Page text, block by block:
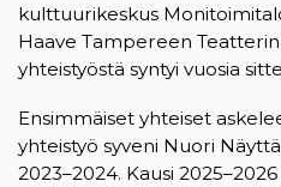
kulttuurikeskus
Haave Tampereen
yhteistyöstä syntyi vuosia
Ensimmäiset yhteiset
yhteistyö syveni Nuori
2023–2024. Kausi